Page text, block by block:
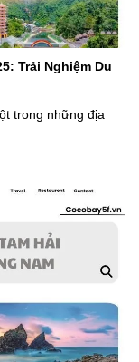
Trải Nghiệm Du
trong những địa